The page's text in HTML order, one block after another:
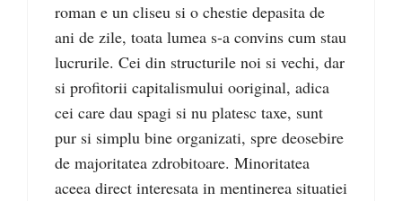
roman e un cliseu si o chestie depasita de
ani de zile, toata lumea s-a convins cum stau
lucrurile. Cei din structurile noi si vechi, dar
si profitorii capitalismului ooriginal, adica
cei care dau spagi si nu platesc taxe, sunt
pur si simplu bine organizati, spre deosebire
de majoritatea zdrobitoare. Minoritatea
aceea direct interesata in mentinerea situatiei